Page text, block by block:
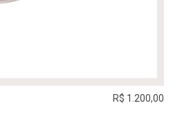
R$ 1.200,00